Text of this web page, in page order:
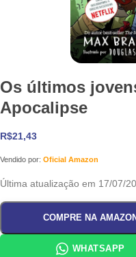
Os últimos
Apocalipse
R$21,43
Vendido por: Oficial Amazon
Última atualização em 17/07/
COMPRE NA AMAZON
WHATSAPP